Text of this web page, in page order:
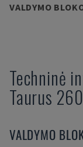
VALDYMO
Techninė
Taurus 260
VALDYMO